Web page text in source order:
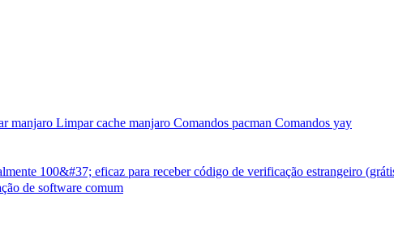
manjaro Limpar cache manjaro Comandos pacman Comandos yay
100&#37; eficaz para receber código de verificação estrangeiro
de software comum